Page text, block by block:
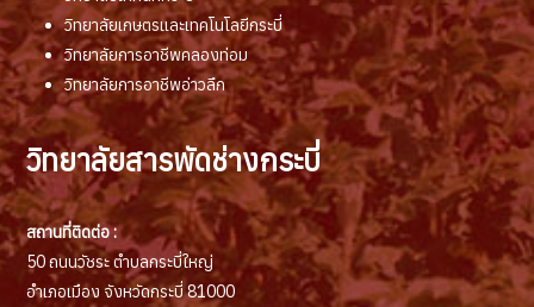
วิทยาลัยเกษตรและเทคโนโลยีกระบี่
วิทยาลัยการอาชีพคลองท่อม
วิทยาลัยการอาชีพอ่าวลึก
วิทยาลัยสารพัดช่างกระบี่
สถานที่ติดต่อ :
50 ถนนวัชระ ตำบลกระบี่ใหญ่
อำเภอเมือง จังหวัดกระบี่ 81000